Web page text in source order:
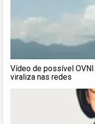
Vídeo de possível OVNI
viraliza nas redes